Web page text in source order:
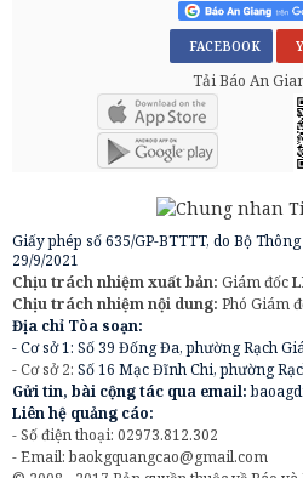
FACEBOOK
Tải Báo An
Giấy phép số 635/GP-BTTTT, do Bộ
29/9/2021
Chịu trách nhiệm xuất bản: Giám đốc
Chịu trách nhiệm nội dung: Phó Giám
Địa chỉ Tòa soạn:
- Cơ sở 1: Số 39 Đống Đa, phường Rạch
- Cơ sở 2: Số 16 Mạc Đĩnh Chi, phường
Gửi tin, bài cộng tác qua email:
Liên hệ quảng cáo:
- Số điện thoại: 02973.812.302
- Email:baokgquangcao@gmail.com